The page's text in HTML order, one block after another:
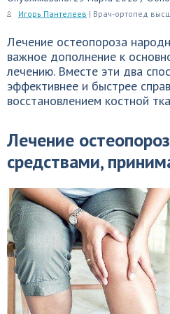
Игорь Пантелеев | Врач-ортопед
Лечение остеопороза
важное дополнение к
лечению. Вместе эти два
эффективнее и быстрее
восстановлением костной
Лечение
средствами,